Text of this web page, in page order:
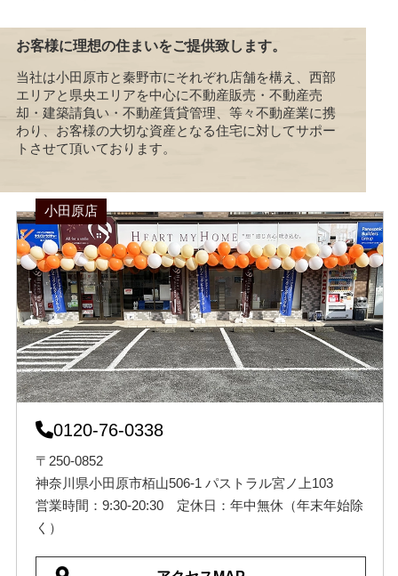
お客様に理想の住まいをご提供致します。
当社は小田原市と秦野市にそれぞれ店舗を構え、西部
エリアと県央エリアを中心に不動産販売・不動産売
却・建築請負い・不動産賃貸管理、等々不動産業に携
わり、お客様の大切な資産となる住宅に対してサポー
トさせて頂いております。
小田原店
0120-76-0338
〒250-0852
神奈川県小田原市栢山506-1 パストラル宮ノ上103
営業時間：9:30-20:30 定休日：年中無休（年末年始除
く）